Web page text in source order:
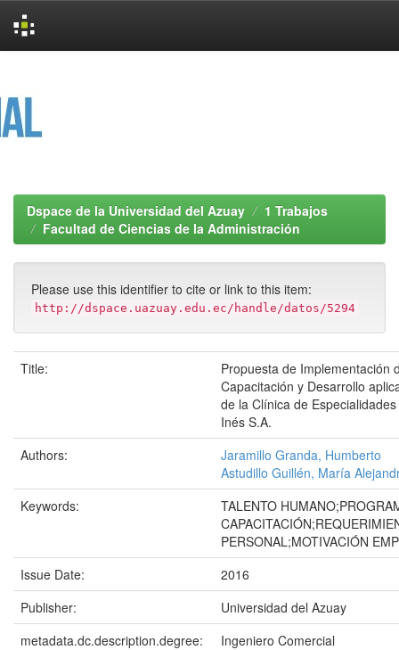
Dspace de la Universidad del Azuay
1 Trabajos
Facultad de Ciencias de la Administración
Please use this identifier to cite or link to this item:
http://dspace.uazuay.edu.ec/handle/datos/5294
Title:
Propuesta de Implementación
Capacitación y Desarrollo
de la Clínica de
Inés S.A.
Authors:
Jaramillo Granda, Humberto
Astudillo Guillén, María
Keywords:
TALENTO
PERSONAL;MOTIVACIÓN
Issue Date:
2016
Publisher:
Universidad del Azuay
metadata.dc.description.degree:
Ingeniero Comercial